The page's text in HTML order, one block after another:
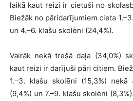
laikā kaut reizi ir cietuši no
Biežāk no pāridarījumiem cieta
un 4.–6. klašu skolēni (24,4%).
Vairāk nekā trešā daļa (34,0%)
kaut reizi ir darījuši pāri citiem.
1.–3. klašu skolēni (15,3%)
(9,4%) un 7.–9. klašu skolēni (8,3%).